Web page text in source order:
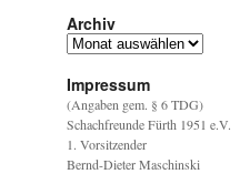
Archiv
Archiv
Impressum
(Angaben gem. § 6 TDG)
Schachfreunde Fürth 1951 e.V.
1. Vorsitzender
Bernd-Dieter Maschinski